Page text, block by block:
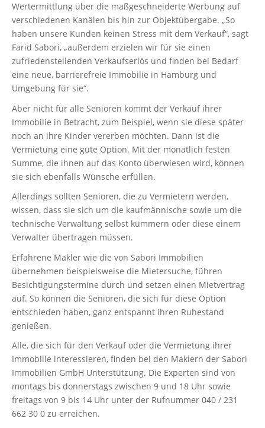
Wertermittlung über die maßgeschneiderte Werbung auf
verschiedenen Kanälen bis hin zur Objektübergabe. „So
haben unsere Kunden keinen Stress mit dem Verkauf“, sagt
Farid Sabori, „außerdem erzielen wir für sie einen
zufriedenstellenden Verkaufserlös und finden bei Bedarf
eine neue, barrierefreie Immobilie in Hamburg und
Umgebung für sie“.
Aber nicht für alle Senioren kommt der Verkauf ihrer
Immobilie in Betracht, zum Beispiel, wenn sie diese später
noch an ihre Kinder vererben möchten. Dann ist die
Vermietung eine gute Option. Mit der monatlich festen
Summe, die ihnen auf das Konto überwiesen wird, können
sie sich ebenfalls Wünsche erfüllen.
Allerdings sollten Senioren, die zu Vermietern werden,
wissen, dass sie sich um die kaufmännische sowie um die
technische Verwaltung selbst kümmern oder diese einem
Verwalter übertragen müssen.
Erfahrene Makler wie die von Sabori Immobilien
übernehmen beispielsweise die Mietersuche, führen
Besichtigungstermine durch und setzen einen Mietvertrag
auf. So können die Senioren, die sich für diese Option
entschieden haben, ganz entspannt ihren Ruhestand
genießen.
Alle, die sich für den Verkauf oder die Vermietung ihrer
Immobilie interessieren, finden bei den Maklern der Sabori
Immobilien GmbH Unterstützung. Die Experten sind von
montags bis donnerstags zwischen 9 und 18 Uhr sowie
freitags von 9 bis 14 Uhr unter der Rufnummer 040 / 231
662 30 0 zu erreichen.